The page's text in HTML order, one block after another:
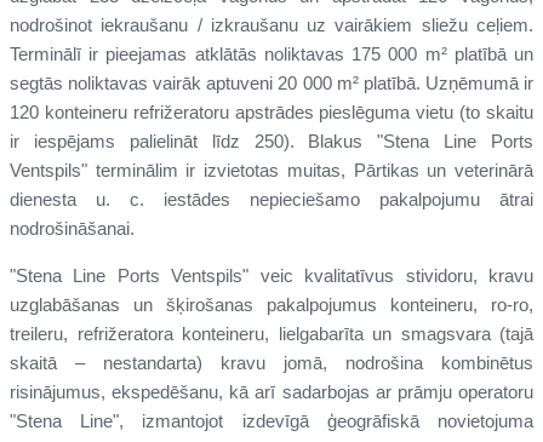
nodrošinot iekraušanu / izkraušanu uz vairākiem sliežu ceļiem.
Terminālī ir pieejamas atklātās noliktavas 175 000 m² platībā un
segtās noliktavas vairāk aptuveni 20 000 m² platībā. Uzņēmumā ir
120 konteineru refrižeratoru apstrādes pieslēguma vietu (to skaitu
ir iespējams palielināt līdz 250). Blakus "Stena Line Ports
Ventspils" terminālim ir izvietotas muitas, Pārtikas un veterinārā
dienesta u. c. iestādes nepieciešamo pakalpojumu ātrai
nodrošināšanai.
"Stena Line Ports Ventspils" veic kvalitatīvus stividoru, kravu
uzglabāšanas un šķirošanas pakalpojumus konteineru, ro-ro,
treileru, refrižeratora konteineru, lielgabarīta un smagsvara (tajā
skaitā – nestandarta) kravu jomā, nodrošina kombinētus
risinājumus, ekspedēšanu, kā arī sadarbojas ar prāmju operatoru
"Stena Line", izmantojot izdevīgā ģeogrāfiskā novietojuma